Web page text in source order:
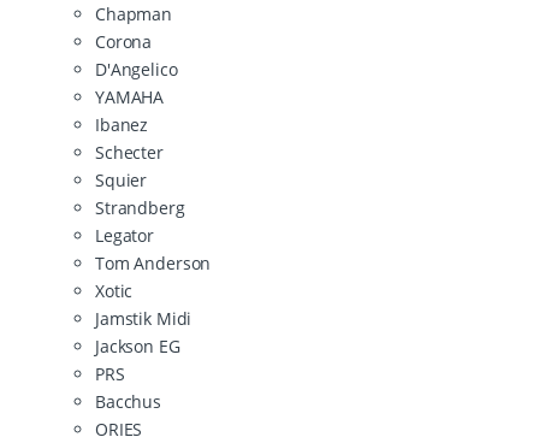
Chapman
Corona
D'Angelico
YAMAHA
Ibanez
Schecter
Squier
Strandberg
Legator
Tom Anderson
Xotic
Jamstik Midi
Jackson EG
PRS
Bacchus
ORIES